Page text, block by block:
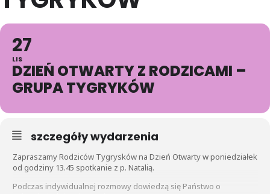
27
LIS
DZIEŃ OTWARTY Z RODZICAMI –
GRUPA TYGRYKÓW
szczegóły wydarzenia
Zapraszamy Rodziców Tygrysków na Dzień Otwarty w poniedziałek
od godziny 13.45 spotkanie z p. Natalią.
Podczas indywidualnej rozmowy dowiedzą się Państwo o